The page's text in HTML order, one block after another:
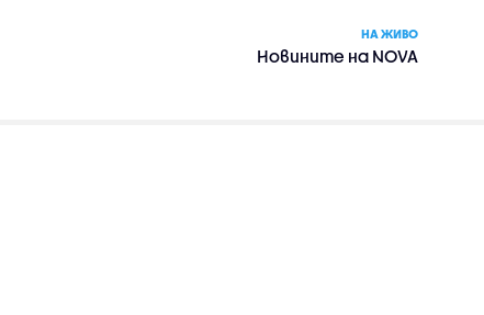
НА ЖИВО
Новините на NOVA